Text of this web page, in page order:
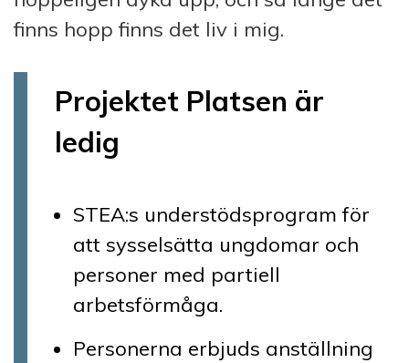
finns hopp finns det liv i mig.
Projektet Platsen är
ledig
STEA:s understödsprogram för
att sysselsätta ungdomar och
personer med partiell
arbetsförmåga.
Personerna erbjuds anställning